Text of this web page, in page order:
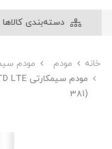
دسته‌بندی کالاها
خانه مودم مودم
381)